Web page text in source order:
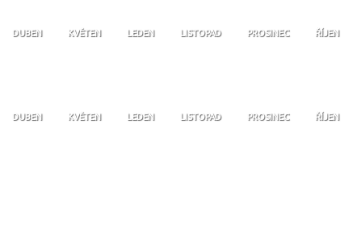
DUBEN KVĚTEN LEDEN LISTOPAD PROSINEC ŘÍJEN
DUBEN KVĚTEN LEDEN LISTOPAD PROSINEC ŘÍJEN